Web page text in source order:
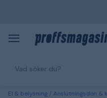
El & belysning Anslutningsdon &